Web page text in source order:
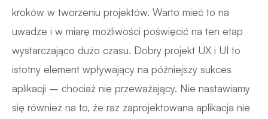
kroków w tworzeniu projektów. Warto mieć to na
uwadze i w miarę możliwości poświęcić na ten etap
wystarczająco dużo czasu. Dobry projekt UX i UI to
istotny element wpływający na późniejszy sukces
aplikacji – chociaż nie przeważający. Nie nastawiamy
się również na to, że raz zaprojektowana aplikacja nie